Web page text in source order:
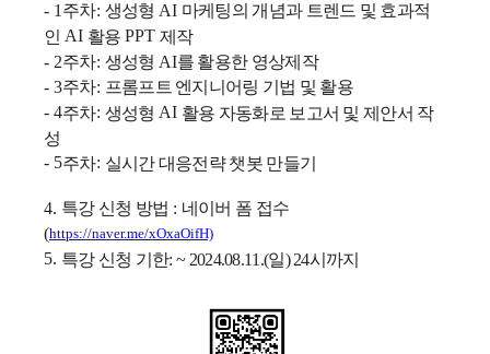
- 1 주차: 생성형 AI 마케팅의 개념과 트렌드 및 효과적
인 AI 활용 PPT 제작
- 2주차: 생성형 AI를 활용한 영상제작
- 3주차: 프롬프트 엔지니어링 기법 및 활용
- 4주차: 생성형 AI 활용 자동화로 보고서 및 제안서 작
성
- 5주차: 실시간 대응전략 챗봇 만들기
4. 특강 신청 방법 : 네이버 폼 접수
(https://naver.me/xOxaOifH)
5. 특강 신청 기한: ~ 2024.08.11.(일) 24시까지